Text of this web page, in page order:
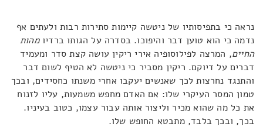
נראה כי בתפיסותיו של ניטשה קיימות סתירות רבות ולעתים אף
נדמה כי הוא טוען דבר והיפוכו. בסדרה על הגותו ברדיומהות
החיים, המרצה לפילוסופיה אירי ריקין עושה קצת סדר ומעמיד
דברים על דיוקם. ריקין מסביר כי ניטשה לא הטיף לשום דבר
והתנגד נחרצות לכך שאנשים יעקבו אחרי משנתו כחסידים, ובכך
טמון המסר העיקרי שלו: אם האדם מחפש משמעות, עליו לזנוח
את כל מה שהוא מכיר וליצור אותה עבור עצמו, כטוב בעיניו.
בכך, ובכך בלבד, מתבטא החופש שלו.